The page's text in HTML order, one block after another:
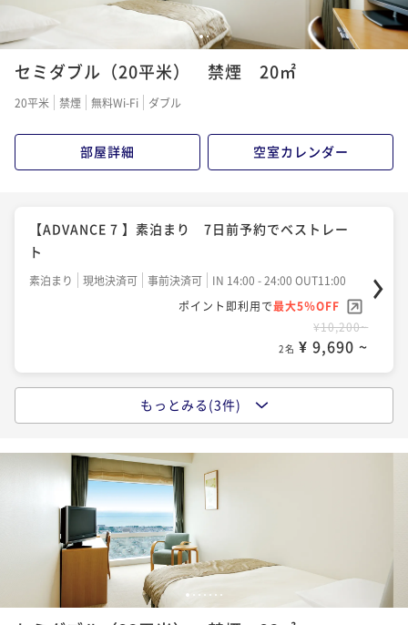
12
セミダブル（20平米） 禁煙 20㎡
20平米 禁煙 無料Wi-Fi ダブル
部屋詳細 空室カレンダー
【ADVANCE 7 】素泊まり 7日前予約でベストレー
ト
素泊まり 現地決済可 事前決済可
IN 14:00 - 24:00 OUT11:00
ポイント即利用で最大5％OFF
¥10,200~
2名 ¥ 9,690 ~
【SAVER】素泊り ベストアベイラブルレート 変動料金
現地決済可 事前決済可
ポイント即利用で
【ADVANCE 7 】朝食付 7日前予約でベストレート
もっとみる(3件)
1 2 3 4 5 6 7